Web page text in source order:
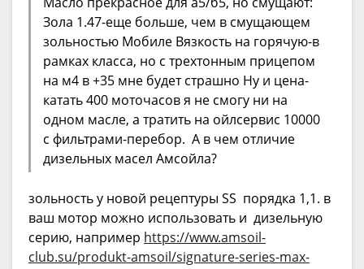
Зола 1.47-еще больше, чем в смущающем
зольностью Мобиле Вязкость на горячую-в
рамках класса, но с трехтонным прицепом
на м4 в +35 мне будет страшно Ну и цена-
катать 400 моточасов я не смогу ни на
одном масле, а тратить на ойлсервис 10000
с фильтрами-перебор. А в чем отличие
дизельных масел Амсойла?
зольность у новой рецептуры SS порядка 1,1. в
ваш мотор можно использовать и дизельную
серию, например https://www.amsoil-
club.su/produkt-amsoil/signature-series-max-